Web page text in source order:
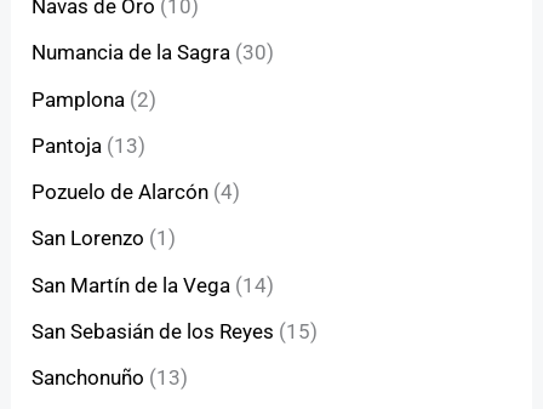
Navas de Oro (10)
Numancia de la Sagra (30)
Pamplona (2)
Pantoja (13)
Pozuelo de Alarcón (4)
San Lorenzo (1)
San Martín de la Vega (14)
San Sebasián de los Reyes (15)
Sanchonuño (13)